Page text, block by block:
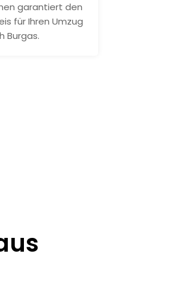
garantiert den
für Ihren Umzug
Burgas.